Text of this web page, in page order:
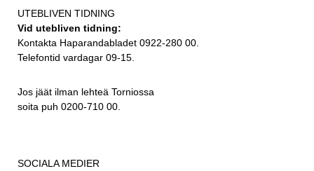
UTEBLIVEN TIDNING
Vid utebliven tidning:
Kontakta Haparandabladet 0922-280 00.
Telefontid vardagar 09-15.
Jos jäät ilman lehteä Torniossa
soita puh 0200-710 00.
SOCIALA MEDIER